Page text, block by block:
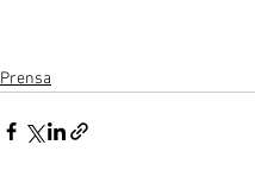
Prensa